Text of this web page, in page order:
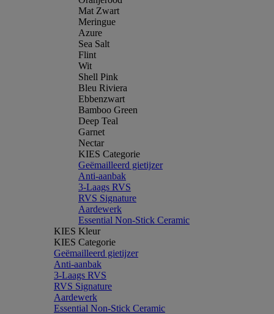
Mat Zwart
Meringue
Azure
Sea Salt
Flint
Wit
Shell Pink
Bleu Riviera
Ebbenzwart
Bamboo Green
Deep Teal
Garnet
Nectar
KIES Categorie
Geëmailleerd gietijzer
Anti-aanbak
3-Laags RVS
RVS Signature
Aardewerk
Essential Non-Stick Ceramic
KIES Kleur
KIES Categorie
Geëmailleerd gietijzer
Anti-aanbak
3-Laags RVS
RVS Signature
Aardewerk
Essential Non-Stick Ceramic